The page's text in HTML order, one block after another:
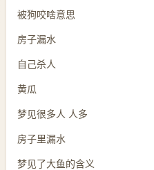
被狗咬啥意思
房子漏水
自己杀人
黄瓜
梦见很多人 人多
房子里漏水
梦见了大鱼的含义